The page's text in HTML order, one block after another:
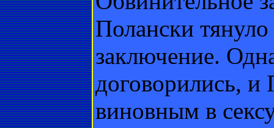
Полански
заключение.
договорились, и
виновным в